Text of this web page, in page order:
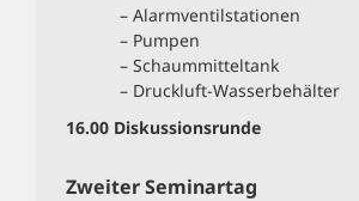
– Alarmventilstationen
– Pumpen
– Schaummitteltank
– Druckluft-Wasserbehälter
16.00 Diskussionsrunde
Zweiter Seminartag